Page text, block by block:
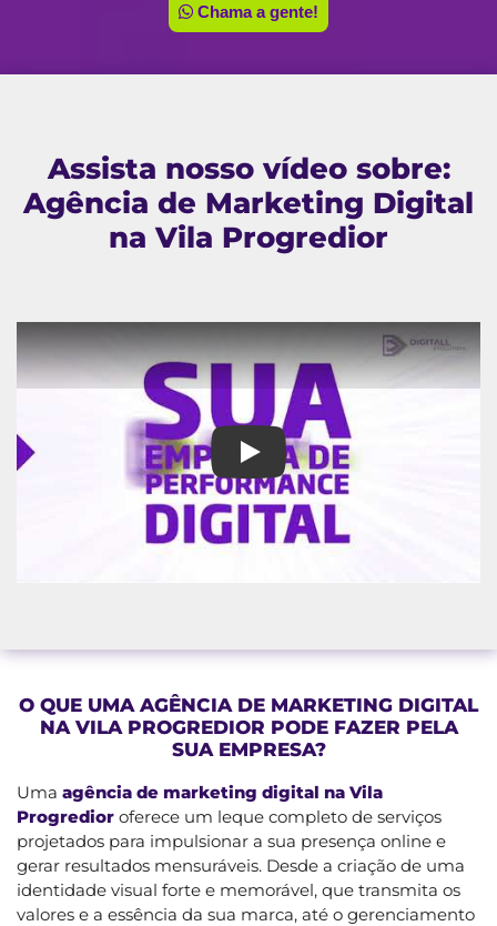
Chama a gente!
Assista nosso vídeo sobre:
Agência de Marketing Digital
na Vila Progredior
Agência de Marketing Digital
O QUE UMA AGÊNCIA DE MARKETING DIGITAL
NA VILA PROGREDIOR PODE FAZER PELA
SUA EMPRESA?
Uma agência de marketing digital na Vila
Progredior oferece um leque completo de serviços
projetados para impulsionar a sua presença online e
gerar resultados mensuráveis. Desde a criação de uma
identidade visual forte e memorável, que transmita os
valores e a essência da sua marca, até o gerenciamento